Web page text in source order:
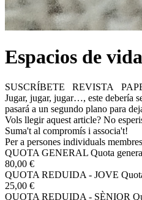
Espacios de
SUSCRÍBETE REVISTA
Jugar, jugar, jugar…, este debería
pasará a un segundo plano para
Vols llegir aquest article? No
Suma't al compromís i associa't!
Per a persones individuals
QUOTA GENERAL Quota
80,00 €
QUOTA REDUIDA - JOVE
25,00 €
QUOTA REDUIDA - SÈNIOR